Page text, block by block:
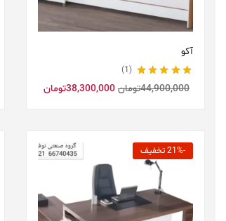
آکو
نمره 5.00 از 5
1
44,900,000تومان 38,300,000تومان
-21% تخفیف